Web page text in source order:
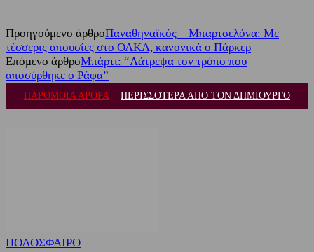
Προηγούμενο άρθροΠαναθηναϊκός – Μπαρτσελόνα: Με
τέσσερις απουσίες στο ΟΑΚΑ, κανονικά ο Πάρκερ
Επόμενο άρθροΜπάρτι: “Λάτρεψα τον τρόπο που
αποσύρθηκε ο Ράφα”
ΠΑΡΟΜΟΙΑ ΑΡΘΡΑ ΠΕΡΙΣΣΟΤΕΡΑ ΑΠΟ ΤΟΝ ΔΗΜΙΟΥΡΓΟ
ΠΟΔΟΣΦΑΙΡΟ